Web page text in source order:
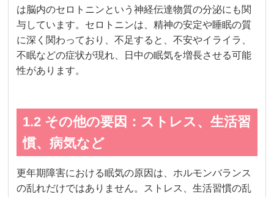
は脳内のセロトニンという神経伝達物質の分泌にも関
与しています。セロトニンは、精神の安定や睡眠の質
に深く関わっており、不足すると、不安やイライラ、
不眠などの症状が現れ、日中の眠気を増長させる可能
性があります。
1.2 その他の要因：ストレス、生活習
慣、病気など
更年期障害における眠気の原因は、ホルモンバランス
の乱れだけではありません。ストレス、生活習慣の乱